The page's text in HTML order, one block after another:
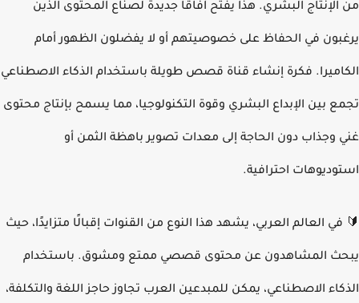
البشري. هذا يفتح آفاقًا جديدة لصناع المحتوى الذين
في الحفاظ على خصوصيتهم أو لا يفضلون الظهور أمام
فكرة إنشاء قناة قصص طويلة باستخدام الذكاء الاصطناعي
بين الإبداع البشري وقوة التكنولوجيا، مما يسمح بإنتاج محتوى
وجذاب دون الحاجة إلى معدات تصوير باهظة الثمن أو
احترافية.
العالم العربي، يشهد هذا النوع من القنوات إقبالًا متزايدًا، حيث
المشاهدون عن محتوى قصصي ممتع ومشوق. باستخدام
الاصطناعي، يمكن للمبدعين العرب تجاوز حاجز اللغة والتكلفة،